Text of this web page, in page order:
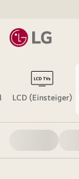
LCD (Einsteiger)